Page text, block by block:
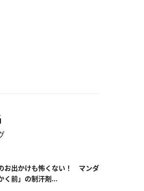
お出かけも怖くない！ マンダ
く前」の制汗剤...